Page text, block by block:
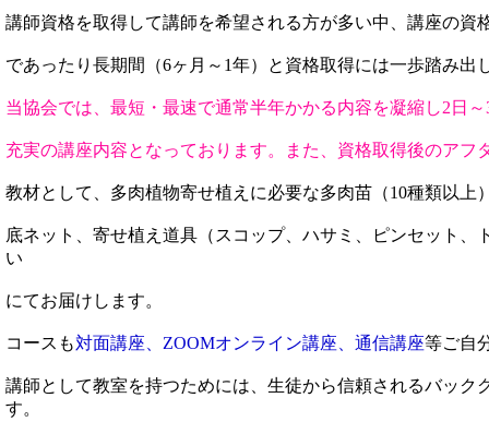
講師資格を取得して講師を希望される方が多い中、講座の資
であったり長期間（6ヶ月～1年）と資格取得には一歩踏み出
当協会では、最短・最速で通常半年かかる内容を凝縮し2日～
充実の講座内容となっております。また、資格取得後のアフ
教材として、多肉植物寄せ植えに必要な多肉苗（10種類以上
底ネット、寄せ植え道具（スコップ、ハサミ、ピンセット、
い
にてお届けします。
コースも対面講座、ZOOMオンライン講座、通信講座等ご自
講師として教室を持つためには、生徒から信頼されるバック
す。